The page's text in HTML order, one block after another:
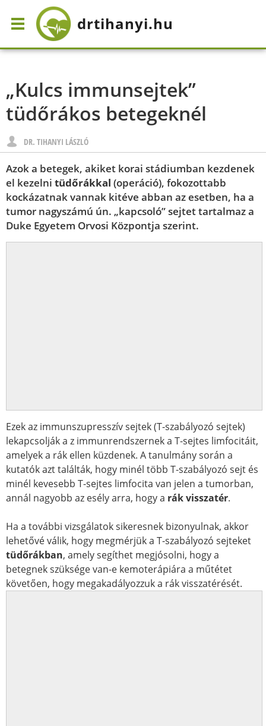
drtihanyi.hu
„Kulcs immunsejtek”
tüdőrákos betegeknél
DR. TIHANYI LÁSZLÓ
Azok a betegek, akiket korai stádiumban kezdenek
el kezelni tüdőrákkal (operáció), fokozottabb
kockázatnak vannak kitéve abban az esetben, ha a
tumor nagyszámú ún. „kapcsoló” sejtet tartalmaz a
Duke Egyetem Orvosi Központja szerint.
Ezek az immunszupresszív sejtek (T-szabályozó sejtek)
lekapcsolják a z immunrendszernek a T-sejtes limfocitáit,
amelyek a rák ellen küzdenek. A tanulmány során a
kutatók azt találták, hogy minél több T-szabályozó sejt és
minél kevesebb T-sejtes limfocita van jelen a tumorban,
annál nagyobb az esély arra, hogy a rák visszatér.
Ha a további vizsgálatok sikeresnek bizonyulnak, akkor
lehetővé válik, hogy megmérjük a T-szabályozó sejteket
tüdőrákban, amely segíthet megjósolni, hogy a
betegnek szüksége van-e kemoterápiára a műtétet
követően, hogy megakadályozzuk a rák visszatérését.